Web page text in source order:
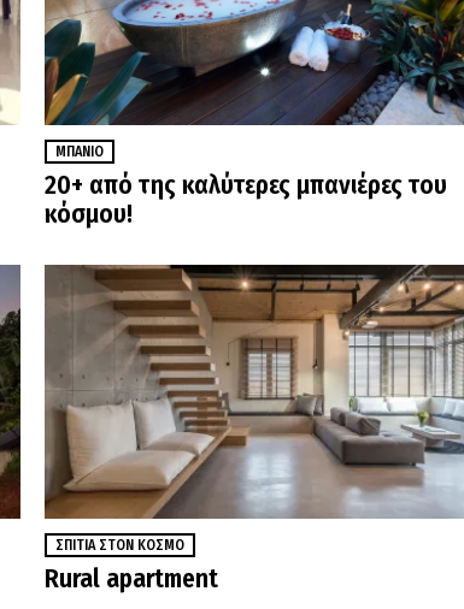
ΜΠΆΝΙΟ
20+ από της καλύτερες μπανιέρες του
κόσμου!
ΣΠΊΤΙΑ ΣΤΟΝ ΚΌΣΜΟ
Rural apartment